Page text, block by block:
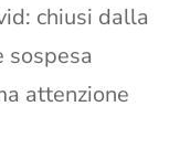
chiusi dalla
sospesa
attenzione